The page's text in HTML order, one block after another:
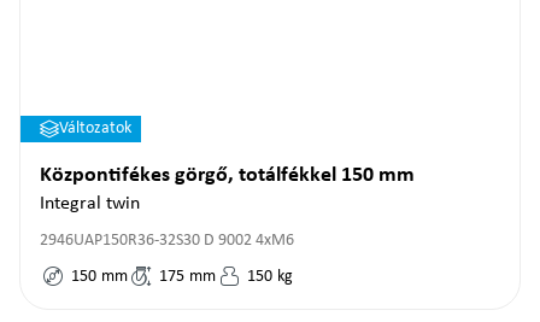
Változatok
Központifékes görgő, totálfékkel 150 mm
Integral twin
2946UAP150R36-32S30 D 9002 4xM6
150 mm 175 mm 150 kg